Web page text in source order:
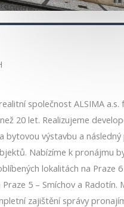
společnost ALSIMA a.s.
20 let. Realizujeme
bytovou výstavbu a
Nabízíme k pronájmu
lokalitách na Praze
Praze 5 – Smíchov a Radotín.
zajištění správy